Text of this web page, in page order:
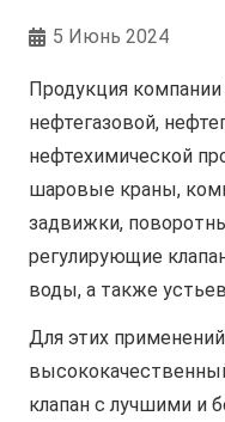
5 Июнь 2024
Продукция
нефтегазовой,
нефтехимической
шаровые краны,
задвижки,
регулирующие
воды, а также
Для этих
клапан с лучшими и